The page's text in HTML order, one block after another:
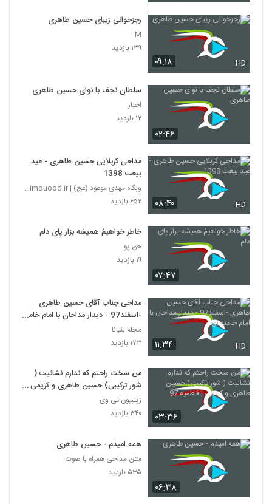
۰۹:۱۸ HD
رجزخوانی زیبای حسین طاهری
M
۱۳۹ بازدید
۰۲:۴۶
سلطان نجف با نوای حسین طاهری
اخبار
۱۲ بازدید
۰۸:۴۰ HD
مداحی کربلایی حسین طاهری - عید
بیعت 1398
وبگاه مهدی موعود (عج) | mahdimouood.ir
۶۵۲ بازدید
۰۷:۴۷
خاطر خواهیمُ همیشه بزار پای دلم
حق پو
۱۹ بازدید
۱۱:۳۴ HD
مداحی جناب آقای حسین طاهری
-اسفند97 - دیدار مداحان با امام خامنه
ای
مجله بنیانا
۱۷۳ بازدید
۰۳:۳۶
من سخت راحتم که ندارم نشانیت (
شور ترکیبی) حسین طاهری و کریمی |
فاطمیه 97
زینبیون تی وی
۳۴۰ بازدید
۰۶:۳۸
همه امیدم - حسین طاهری
متن مداحی همراه با صوت
۵۳۵ بازدید